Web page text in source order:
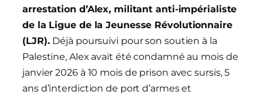
arrestation d’Alex, militant anti-impérialiste
de la Ligue de la Jeunesse Révolutionnaire
(LJR). Déjà poursuivi pour son soutien à la
Palestine, Alex avait été condamné au mois de
janvier 2026 à 10 mois de prison avec sursis, 5
ans d’interdiction de port d’armes et